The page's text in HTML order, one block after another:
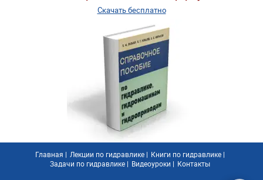
Скачать бесплатно
Главная | Лекции по гидравлике | Книги по гидравлике |
Задачи по гидравлике | Видеоуроки | Контакты